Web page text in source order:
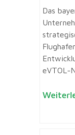
Das
eVTOL-